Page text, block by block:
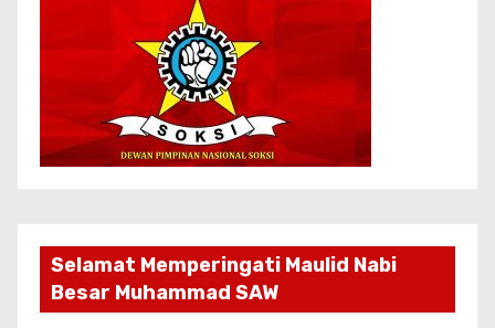
Selamat Memperingati Maulid Nabi
Besar Muhammad SAW